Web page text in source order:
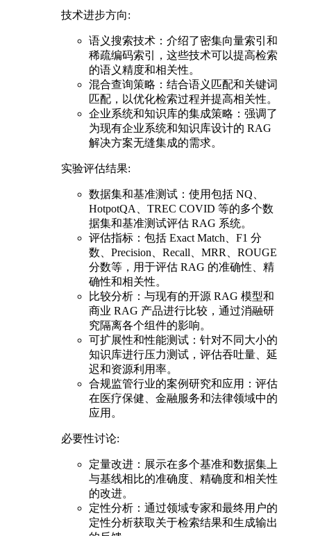
技术进步方向:
语义搜索技术：介绍了密集向量索引和
稀疏编码索引，这些技术可以提高检索
的语义精度和相关性。
混合查询策略：结合语义匹配和关键词
匹配，以优化检索过程并提高相关性。
企业系统和知识库的集成策略：强调了
为现有企业系统和知识库设计的 RAG
解决方案无缝集成的需求。
实验评估结果:
数据集和基准测试：使用包括 NQ、
HotpotQA、TREC COVID 等的多个数
据集和基准测试评估 RAG 系统。
评估指标：包括 Exact Match、F1 分
数、Precision、Recall、MRR、ROUGE
分数等，用于评估 RAG 的准确性、精
确性和相关性。
比较分析：与现有的开源 RAG 模型和
商业 RAG 产品进行比较，通过消融研
究隔离各个组件的影响。
可扩展性和性能测试：针对不同大小的
知识库进行压力测试，评估吞吐量、延
迟和资源利用率。
合规监管行业的案例研究和应用：评估
在医疗保健、金融服务和法律领域中的
应用。
必要性讨论:
定量改进：展示在多个基准和数据集上
与基线相比的准确度、精确度和相关性
的改进。
定性分析：通过领域专家和最终用户的
定性分析获取关于检索结果和生成输出